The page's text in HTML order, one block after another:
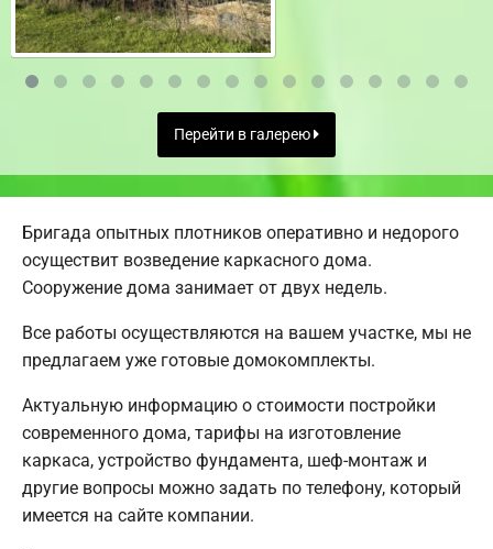
Перейти в галерею
Бригада опытных плотников оперативно и недорого
осуществит возведение каркасного дома.
Сооружение дома занимает от двух недель.
Все работы осуществляются на вашем участке, мы не
предлагаем уже готовые домокомплекты.
Актуальную информацию о стоимости постройки
современного дома, тарифы на изготовление
каркаса, устройство фундамента, шеф-монтаж и
другие вопросы можно задать по телефону, который
имеется на сайте компании.